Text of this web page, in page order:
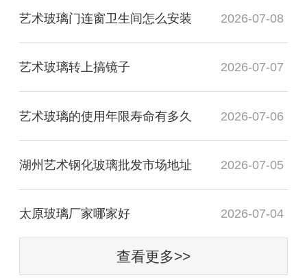
艺术玻璃门连窗卫生间怎么安装 2026-07-08
艺术玻璃转上搞镜子 2026-07-07
艺术玻璃的使用年限寿命有多久 2026-07-06
湖州艺术钢化玻璃批发市场地址 2026-07-05
太原玻璃厂家哪家好 2026-07-04
查看更多>>